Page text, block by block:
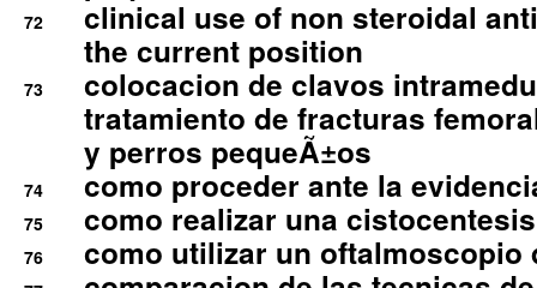
72
clinical use of non steroidal
the current position
73
colocacion de clavos
tratamiento de fracturas
y perros pequeÃ±os
74 como proceder ante la
75 como realizar una
76 como utilizar un oftalmoscopio